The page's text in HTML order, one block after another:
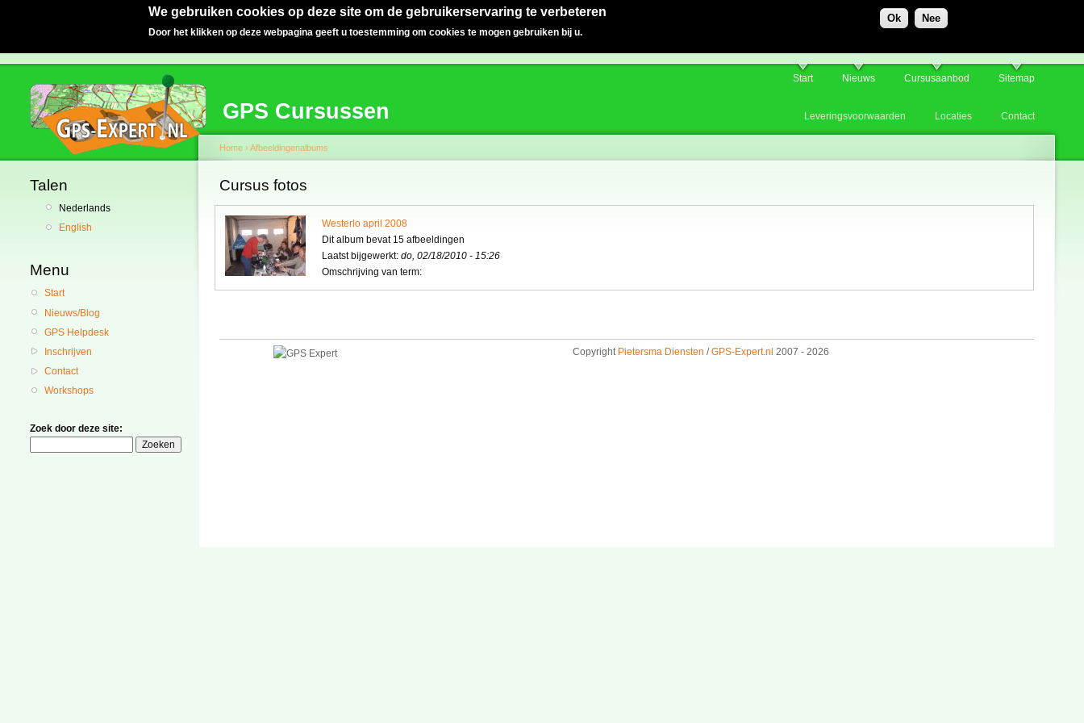
We gebruiken cookies op deze site om de gebruikerservaring te verbeteren
Door het klikken op deze webpagina geeft u toestemming om cookies te mogen gebruiken bij u.
Ok Nee
GPS Cursussen
Start Nieuws Cursusaanbod Sitemap
Leveringsvoorwaarden Locaties Contact
Talen
Nederlands
English
Menu
Start
Nieuws/Blog
GPS Helpdesk
Inschrijven
Contact
Workshops
Zoek door deze site:
Home › Afbeeldingenalbums
Cursus fotos
Westerlo april 2008
Dit album bevat 15 afbeeldingen
Laatst bijgewerkt: do, 02/18/2010 - 15:26
Omschrijving van term:
Copyright Pietersma Diensten /GPS-Expert.nl 2007 - 2026